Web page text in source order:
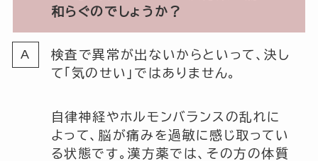
和らぐのでしょうか？
検査で異常が出ないからといって、決し
て「気のせい」ではありません。
自律神経やホルモンバランスの乱れに
よって、脳が痛みを過敏に感じ取ってい
る状態です。漢方薬では、その方の体質